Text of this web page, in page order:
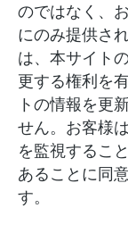
のではなく、
にのみ提供さ
は、本サイト
更する権利を
トの情報を更
せん。お客様
を監視するこ
あることに同
す。